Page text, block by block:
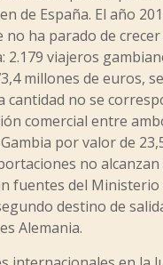
de España. El año
no ha parado de
2.179 viajeros
millones de euros,
cantidad no se
comercial entre
por valor de
no
fuentes del Ministerio
destino de
Alemania.